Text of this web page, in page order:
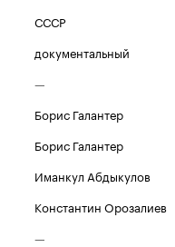
СССР
документальный
—
Борис Галантер
Борис Галантер
Иманкул Абдыкулов
Константин Орозалиев
—